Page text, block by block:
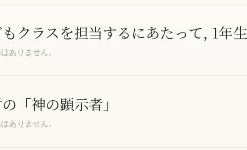
クラスを担当するにあたって, 1年生
ありません。
「神の顕示者」
ありません。